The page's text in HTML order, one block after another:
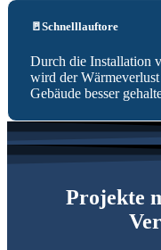
🚪Schnelllauftore
Durch die Installation
wird der
Gebäude besser
Projekte